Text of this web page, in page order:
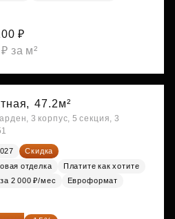
₽
за м²
47.2м²
3 корпус, 5 секция, 3
Скидка
отделка
Платите как хотите
2 000 ₽/мес
Евроформат